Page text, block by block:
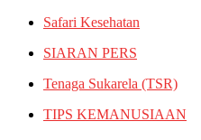
Safari Kesehatan
SIARAN PERS
Tenaga Sukarela (TSR)
TIPS KEMANUSIAAN